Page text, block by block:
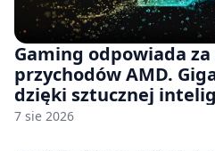
Gaming odpowiada
przychodów AMD.
dzięki sztucznej
7 sie 2026